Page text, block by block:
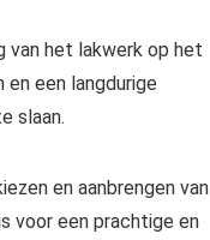
van het lakwerk op het
een langdurige
slaan.
en aanbrengen van
voor een prachtige en